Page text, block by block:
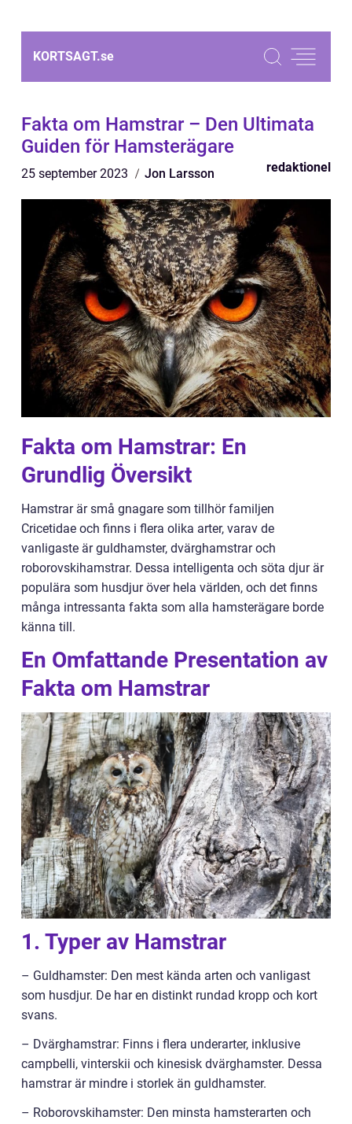
KORTSAGT.se
Fakta om Hamstrar – Den Ultimata
Guiden för Hamsterägare
25 september 2023 Jon Larsson redaktionel
Fakta om Hamstrar: En
Grundlig Översikt
Hamstrar är små gnagare som tillhör familjen
Cricetidae och finns i flera olika arter, varav de
vanligaste är guldhamster, dvärghamstrar och
roborovskihamstrar. Dessa intelligenta och söta djur är
populära som husdjur över hela världen, och det finns
många intressanta fakta som alla hamsterägare borde
känna till.
En Omfattande Presentation av
Fakta om Hamstrar
1. Typer av Hamstrar
– Guldhamster: Den mest kända arten och vanligast
som husdjur. De har en distinkt rundad kropp och kort
svans.
– Dvärghamstrar: Finns i flera underarter, inklusive
campbelli, vinterskii och kinesisk dvärghamster. Dessa
hamstrar är mindre i storlek än guldhamster.
– Roborovskihamster: Den minsta hamsterarten och